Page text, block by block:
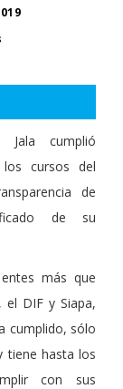
cumplió
cursos del
de
de su
más que
el DIF y Siapa,
cumplido, sólo
tiene hasta los
con sus